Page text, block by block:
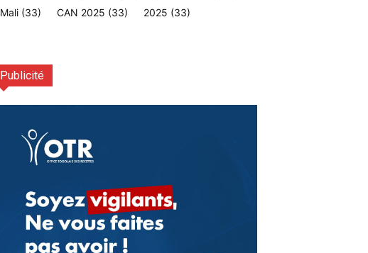
Mali (33) CAN 2025 (33) 2025 (33)
Publicité